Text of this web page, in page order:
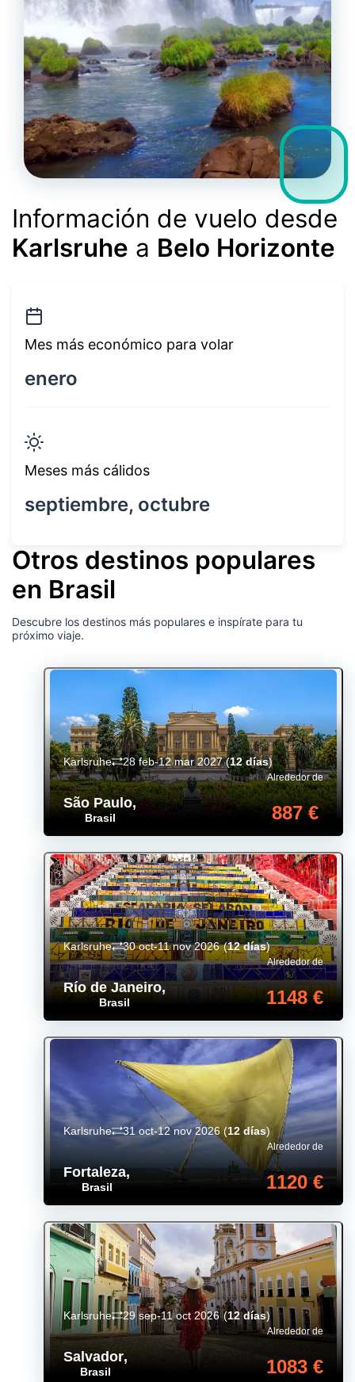
Información de vuelo desde
Karlsruhe a Belo Horizonte
Mes más económico para volar
enero
Meses más cálidos
septiembre, octubre
Otros destinos populares
en Brasil
Descubre los destinos más populares e inspírate para tu
próximo viaje.
São Paulo,
Brasil
Alrededor de
887 €
Karlsruhe 28 feb-12 mar 2027(12 días)
Río de Janeiro,
Brasil
Alrededor de
1148 €
Karlsruhe 30 oct-11 nov 2026(12 días)
Fortaleza,
Brasil
Alrededor de
1120 €
Karlsruhe 31 oct-12 nov 2026(12 días)
Salvador,
Brasil
Alrededor de
1083 €
Karlsruhe 29 sep-11 oct 2026(12 días)